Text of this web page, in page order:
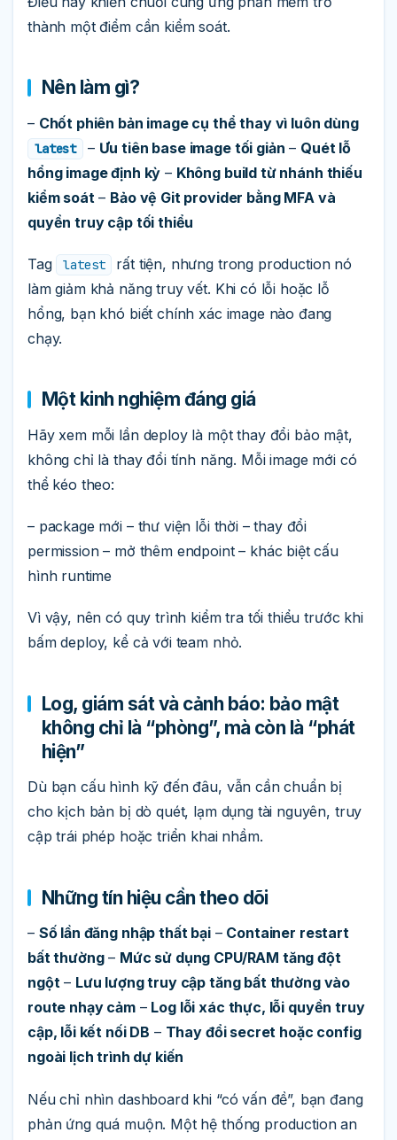
thành một điểm cần kiểm soát.
Nên làm gì?
– Chốt phiên bản image cụ thể thay vì luôn dùng
latest – Ưu tiên base image tối giản – Quét lỗ
hổng image định kỳ – Không build từ nhánh thiếu
kiểm soát – Bảo vệ Git provider bằng MFA và
quyền truy cập tối thiểu
Tag latest
rất tiện, nhưng trong production nó
làm giảm khả năng truy vết. Khi có lỗi hoặc lỗ
hổng, bạn khó biết chính xác image nào đang
chạy.
Một kinh nghiệm đáng giá
Hãy xem mỗi lần deploy là một thay đổi bảo mật,
không chỉ là thay đổi tính năng. Mỗi image mới có
thể kéo theo:
– package mới – thư viện lỗi thời – thay đổi
permission – mở thêm endpoint – khác biệt cấu
hình runtime
Vì vậy, nên có quy trình kiểm tra tối thiểu trước khi
bấm deploy, kể cả với team nhỏ.
Log, giám sát và cảnh báo: bảo mật
không chỉ là “phòng”, mà còn là “phát
hiện”
Dù bạn cấu hình kỹ đến đâu, vẫn cần chuẩn bị
cho kịch bản bị dò quét, lạm dụng tài nguyên, truy
cập trái phép hoặc triển khai nhầm.
Những tín hiệu cần theo dõi
– Số lần đăng nhập thất bại– Container restart
bất thường– Mức sử dụng CPU/RAM tăng đột
ngột– Lưu lượng truy cập tăng bất thường vào
route nhạy cảm– Log lỗi xác thực, lỗi quyền truy
cập, lỗi kết nối DB – Thay đổi secret hoặc config
ngoài lịch trình dự kiến
Nếu chỉ nhìn dashboard khi “có vấn đề”, bạn đang
phản ứng quá muộn. Một hệ thống production an